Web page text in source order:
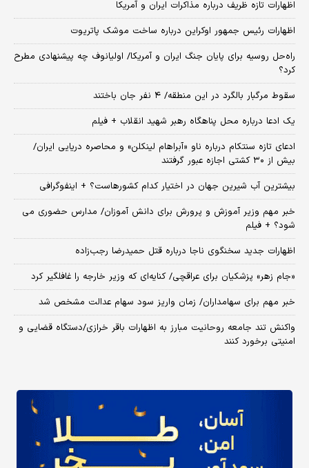
اظهارات تازه ظریف درباره مذاکرات ایران و آمریکا
اظهارات رئیس جمهور اوکراین درباره ساخت موشک پاتریوت
راه‌حل روسیه برای پایان جنگ ایران و آمریکا/ اولیانوف چه پیشنهادی مطرح
کرد؟
سقوط مرگبار بالگرد در این منطقه/ ۴ نفر جان باختند
یک ادعا درباره محل پناهگاه‌ رهبر شهید انقلاب + فیلم
ادعای تازه سنتکام درباره ناو «آبراهام لینکلن» و محاصره دریایی ایران/
بیش از ۳۰ کشتی اجازه عبور گرفتند
بیشترین آب شیرین جهان در اختیار کدام کشورهاست؟ + اینفوگرافی
خبر مهم وزیر آموزش و پرورش برای دانش آموزان/ مدارس حضوری می
شود؟ + فیلم
اظهارات جدید سخنگوی ناجا درباره قتل حمیدرضا رجب‌زاده
«جام زهر» پزشکیان برای عراقچی/ کنایه‌ای که وزیر خارجه را غافلگیر کرد
خبر مهم برای سهامداران/ زمان واریز سود سهام عدالت مشخص شد
واکنش تند جامعه روحانیت مبارز به اظهارات باقر خرازی/دستگاه قضایی و
امنیتی برخورد کنند